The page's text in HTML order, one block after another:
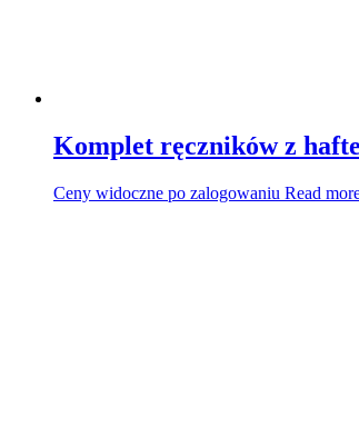
Komplet ręczników z
Ceny widoczne po zalogowaniu Read